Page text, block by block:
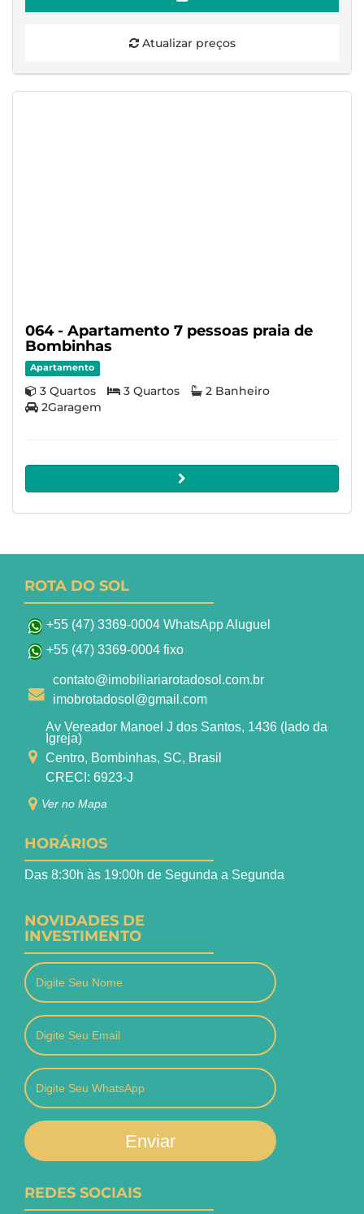
Atualizar preços
064 - Apartamento 7 pessoas praia de
Bombinhas
Apartamento
3 Quartos 3 Quartos
2 Banheiro
2Garagem
ROTA DO SOL
+55 (47) 3369-0004 WhatsApp Aluguel
+55 (47) 3369-0004 fixo
contato@imobiliariarotadosol.com.br
imobrotadosol@gmail.com
Av Vereador Manoel J dos Santos, 1436 (lado da
Igreja)
Centro, Bombinhas, SC, Brasil
CRECI: 6923-J
Ver no Mapa
HORÁRIOS
Das 8:30h às 19:00h de Segunda a Segunda
NOVIDADES DE
INVESTIMENTO
Enviar
REDES SOCIAIS